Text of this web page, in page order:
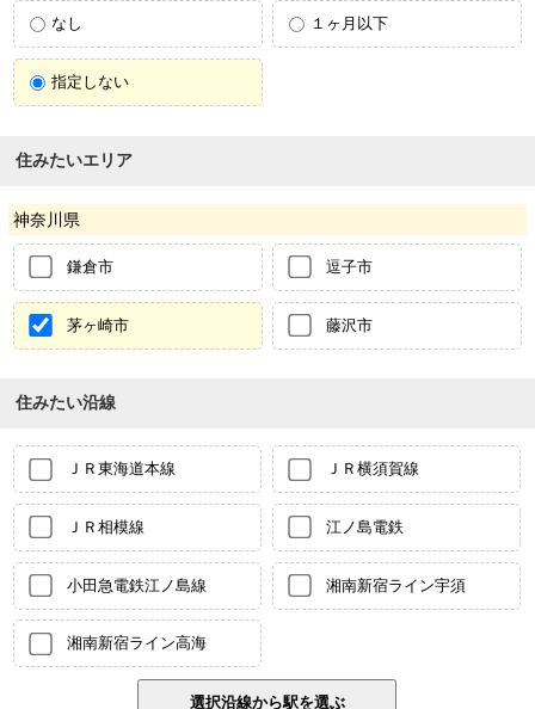
なし １ヶ月以下
指定しない
住みたいエリア
神奈川県
鎌倉市 逗子市
茅ヶ崎市 藤沢市
住みたい沿線
ＪＲ東海道本線 ＪＲ横須賀線
ＪＲ相模線 江ノ島電鉄
小田急電鉄江ノ島線 湘南新宿ライン宇須
湘南新宿ライン高海